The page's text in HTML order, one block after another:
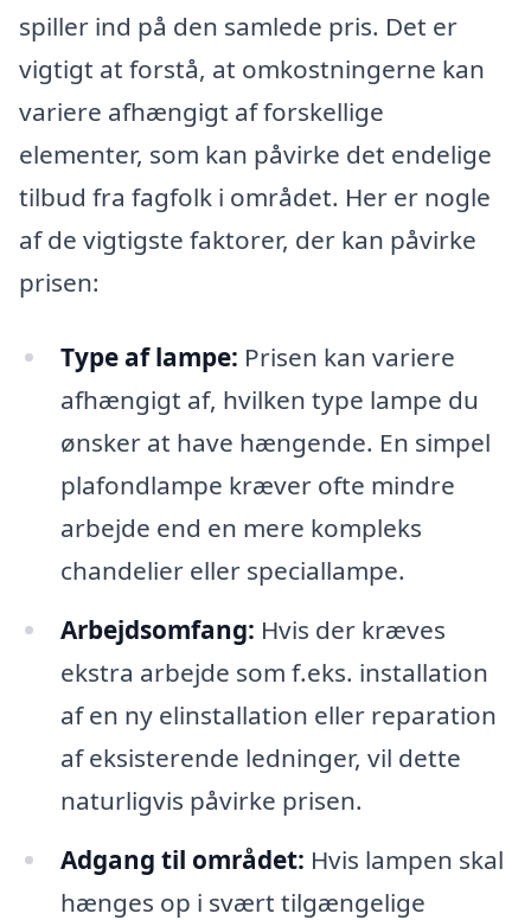
spiller ind på den samlede pris. Det er
vigtigt at forstå, at omkostningerne kan
variere afhængigt af forskellige
elementer, som kan påvirke det endelige
tilbud fra fagfolk i området. Her er nogle
af de vigtigste faktorer, der kan påvirke
prisen:
Type af lampe: Prisen kan variere
afhængigt af, hvilken type lampe du
ønsker at have hængende. En simpel
plafondlampe kræver ofte mindre
arbejde end en mere kompleks
chandelier eller speciallampe.
Arbejdsomfang: Hvis der kræves
ekstra arbejde som f.eks. installation
af en ny elinstallation eller reparation
af eksisterende ledninger, vil dette
naturligvis påvirke prisen.
Adgang til området: Hvis lampen skal
hænges op i svært tilgængelige